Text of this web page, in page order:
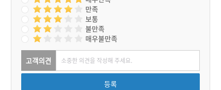
애인이 다리 양끝에서 출발
해 한가운데서 만나면 남자
가 군복무를 마칠 때까지 여
만족
보통
불만족
매우불만족
고객의견
등록